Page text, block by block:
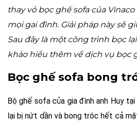
thay vỏ bọc ghế sofa của
mọi gai đình. Giải pháp này sẽ
Sau đây là một công trình bọc
khảo hiểu thêm về dịch vụ bọc
Bọc ghế sofa bong
Bộ ghế sofa của gia đình anh Huy
lại bị nứt dần và bong tróc hết cả